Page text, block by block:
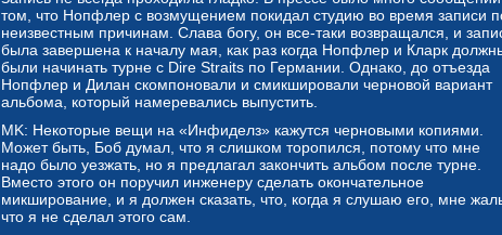
том, что Нопфлер с возмущением покидал студию во время записи
неизвестным причинам. Слава богу, он все-таки возвращался, и
была завершена к началу мая, как раз когда Нопфлер и Кларк
были начинать турне с Dire Straits по Германии. Однако, до отъезда
Нопфлер и Дилан скомпоновали и смикшировали черновой вариант
альбома, который намеревались выпустить.
MK: Некоторые вещи на «Инфиделз» кажутся черновыми копиями.
Может быть, Боб думал, что я слишком торопился, потому что мне
надо было уезжать, но я предлагал закончить альбом после турне.
Вместо этого он поручил инженеру сделать окончательное
микширование, и я должен сказать, что, когда я слушаю его, мне
что я не сделал этого сам.